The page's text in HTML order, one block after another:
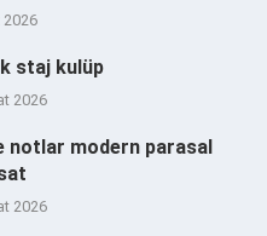
2026
staj kulüp
2026
notlar modern parasal
2026